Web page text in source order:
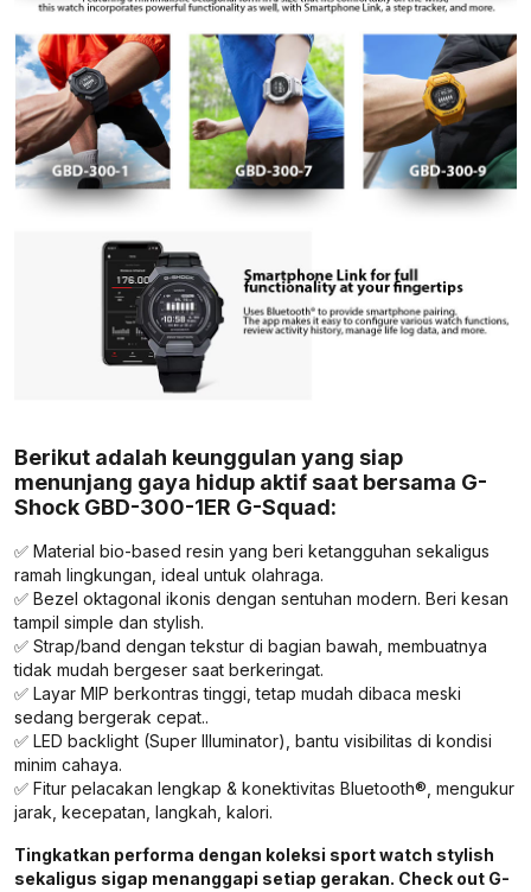
Berikut adalah keunggulan yang siap
menunjang gaya hidup aktif saat bersama G-
Shock GBD-300-1ER G-Squad:
✅ Material bio-based resin yang beri ketangguhan sekaligus
ramah lingkungan, ideal untuk olahraga.
✅ Bezel oktagonal ikonis dengan sentuhan modern. Beri kesan
tampil simple dan stylish.
✅ Strap/band dengan tekstur di bagian bawah, membuatnya
tidak mudah bergeser saat berkeringat.
✅ Layar MIP berkontras tinggi, tetap mudah dibaca meski
sedang bergerak cepat..
✅ LED backlight (Super Illuminator), bantu visibilitas di kondisi
minim cahaya.
✅ Fitur pelacakan lengkap & konektivitas Bluetooth®, mengukur
jarak, kecepatan, langkah, kalori.
Tingkatkan performa dengan koleksi sport watch stylish
sekaligus sigap menanggapi setiap gerakan. Check out G-